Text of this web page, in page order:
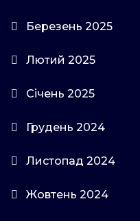
Березень 2025
Лютий 2025
Січень 2025
Грудень 2024
Листопад 2024
Жовтень 2024